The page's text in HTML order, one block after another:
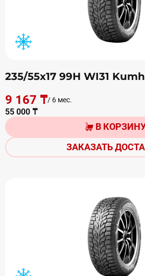
235/55х17 99Н WI31
9 167 ₸/ 6 мес.
55 000 ₸
В
ЗАКАЗАТЬ